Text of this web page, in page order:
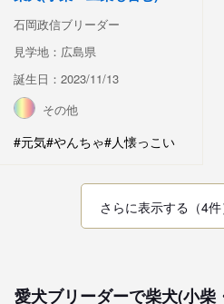
石岡政信ブリーダー
見学地：広島県
誕生日：2023/11/13
その他
#元気#やんちゃ#人懐っこい
さらに表示する（4件
愛犬ブリーダーで柴犬(小